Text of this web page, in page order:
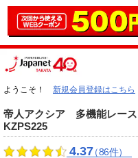
ようこそ！ 新規会員登録はこちら
帝人アクシア 多機能レー
KZPS225
4.37（86件）